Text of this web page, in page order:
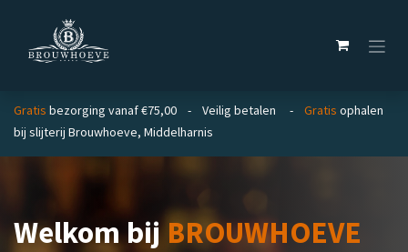
Gratis bezorging vanaf €75,00 - Veilig betalen - Gratis ophalen
bij slijterij Brouwhoeve, Middelharnis
Welkom bijBROUWHOEVE